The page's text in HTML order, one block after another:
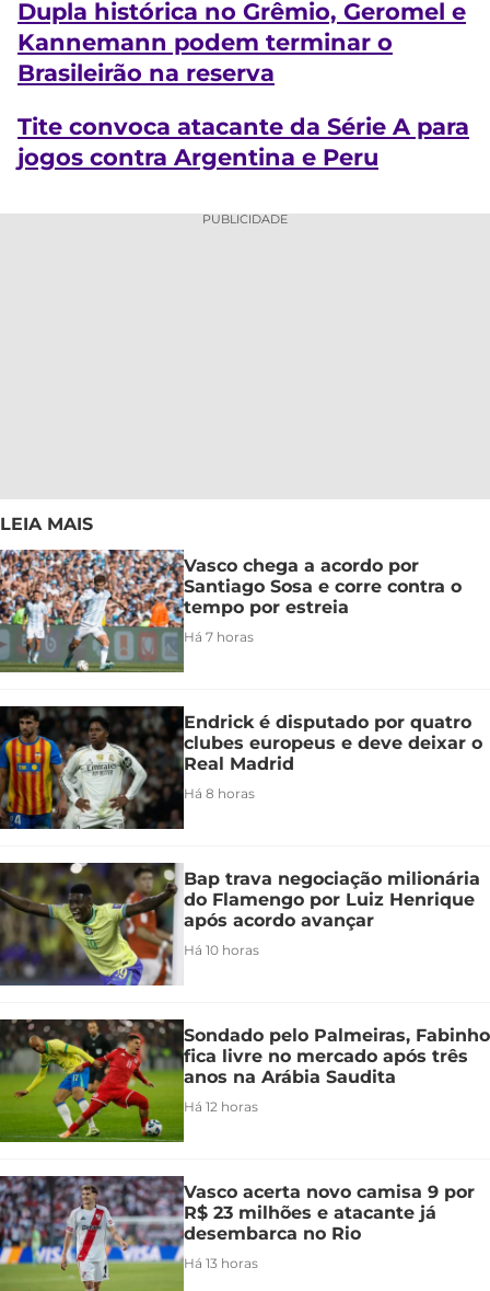
Dupla histórica no Grêmio, Geromel e
Kannemann podem terminar o
Brasileirão na reserva
Tite convoca atacante da Série A para
jogos contra Argentina e Peru
PUBLICIDADE
LEIA MAIS
Vasco chega a acordo por
Santiago Sosa e corre contra o
tempo por estreia
Há 7 horas
Endrick é disputado por quatro
clubes europeus e deve deixar o
Real Madrid
Há 8 horas
Bap trava negociação milionária
do Flamengo por Luiz Henrique
após acordo avançar
Há 10 horas
Sondado pelo Palmeiras, Fabinho
fica livre no mercado após três
anos na Arábia Saudita
Há 12 horas
Vasco acerta novo camisa 9 por
R$ 23 milhões e atacante já
desembarca no Rio
Há 13 horas